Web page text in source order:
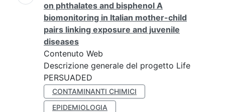
on phthalates and bisphenol A
biomonitoring in Italian mother-child
pairs linking exposure and juvenile
diseases
Contenuto Web
Descrizione generale del progetto Life
PERSUADED
CONTAMINANTI CHIMICI
EPIDEMIOLOGIA